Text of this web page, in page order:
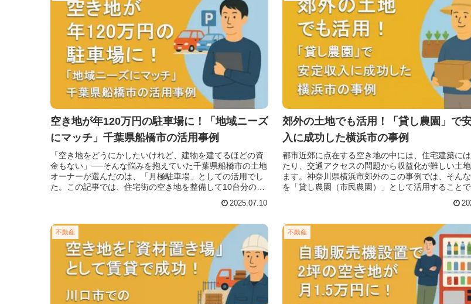
空き地が年120万円の駐車場に！「地域ニーズ
にマッチ」千葉県船橋市の活用事例
「空き地をどうにかしたいけれど、建物を建てるほどの資
金もない」──そんな悩みを抱えていた千葉県船橋市の土地
オーナーが選んだのは、「月極駐車場」としての活用でし
た。この記事では、住宅街の空き地を整備して10台分の月
2025.07.10
郊外の土地でも活用！「貸し農園」で
入に成功した横浜市の事例
都市近郊に点在する空き地の中には、住宅建築に
たり、交通アクセスの問題から収益化が難しい土
ます。神奈川県横浜市郊外のこの事例では、そん
を「貸し農園（市民農園）」として活用すること
不動産 不動産